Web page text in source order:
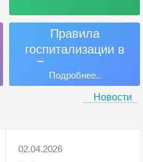
Правила
госпитализации в
Таганрогском
филиале ГБУ РО
«Онкодиспансер»
Подробнее..
Новости
02.04.2026